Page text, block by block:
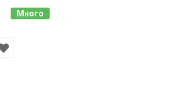
Много